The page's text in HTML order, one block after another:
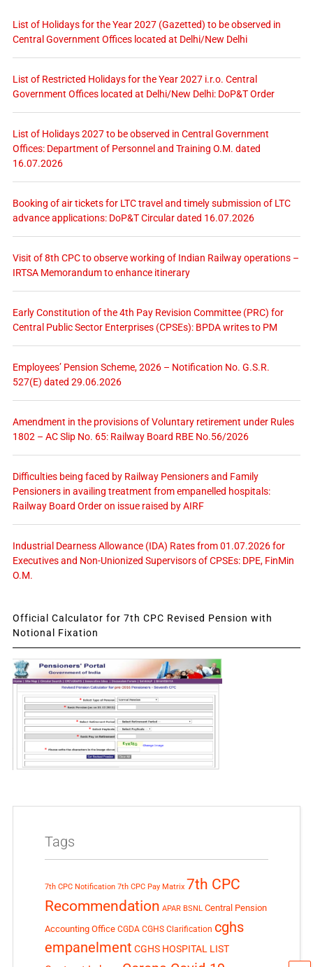
List of Holidays for the Year 2027 (Gazetted) to be observed in
Central Government Offices located at Delhi/New Delhi
List of Restricted Holidays for the Year 2027 i.r.o. Central
Government Offices located at Delhi/New Delhi: DoP&T Order
List of Holidays 2027 to be observed in Central Government
Offices: Department of Personnel and Training O.M. dated
16.07.2026
Booking of air tickets for LTC travel and timely submission of LTC
advance applications: DoP&T Circular dated 16.07.2026
Visit of 8th CPC to observe working of Indian Railway operations –
IRTSA Memorandum to enhance itinerary
Early Constitution of the 4th Pay Revision Committee (PRC) for
Central Public Sector Enterprises (CPSEs): BPDA writes to PM
Employees’ Pension Scheme, 2026 – Notification No. G.S.R.
527(E) dated 29.06.2026
Amendment in the provisions of Voluntary retirement under Rules
1802 – AC Slip No. 65: Railway Board RBE No.56/2026
Difficulties being faced by Railway Pensioners and Family
Pensioners in availing treatment from empanelled hospitals:
Railway Board Order on issue raised by AIRF
Industrial Dearness Allowance (IDA) Rates from 01.07.2026 for
Executives and Non-Unionized Supervisors of CPSEs: DPE, FinMin
O.M.
Official Calculator for 7th CPC Revised Pension with
Notional Fixation
Tags
7th CPC Notification 7th CPC Pay Matrix 7th CPC
Recommendation APAR BSNL Central Pension
Accounting Office CGDA CGHS Clarification cghs
empanelment CGHS HOSPITAL LIST